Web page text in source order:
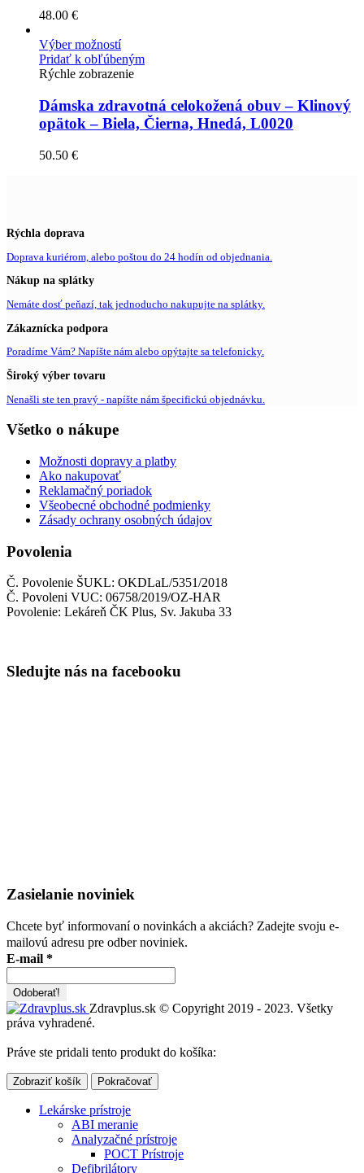
48.00 €
Výber možností
Pridať k obľúbeným
Rýchle zobrazenie
Dámska zdravotná celokožená obuv – Klinový
opätok – Biela, Čierna, Hnedá, L0020
50.50 €
Rýchla doprava
Doprava kuriérom, alebo poštou do 24 hodín od objednania.
Nákup na splátky
Nemáte dosť peňazí, tak jednoducho nakupujte na splátky.
Zákaznícka podpora
Poradíme Vám? Napíšte nám alebo opýtajte sa telefonicky.
Široký výber tovaru
Nenašli ste ten pravý - napíšte nám špecifickú objednávku.
Všetko o nákupe
Možnosti dopravy a platby
Ako nakupovať
Reklamačný poriadok
Všeobecné obchodné podmienky
Zásady ochrany osobných údajov
Povolenia
Č. Povolenie ŠUKL: OKDLaL/5351/2018
Č. Povoleni VUC: 06758/2019/OZ-HAR
Povolenie: Lekáreň ČK Plus, Sv. Jakuba 33
Sledujte nás na facebooku
Zasielanie noviniek
Chcete byť informovaní o novinkách a akciách? Zadejte svoju e-
mailovú adresu pre odber noviniek.
E-mail *
Zdravplus.sk © Copyright 2019 - 2023. Všetky
práva vyhradené.
Práve ste pridali tento produkt do košíka:
Zobraziť košík Pokračovať
Lekárske prístroje
ABI meranie
Analyzačné prístroje
POCT Prístroje
Defibrilátory